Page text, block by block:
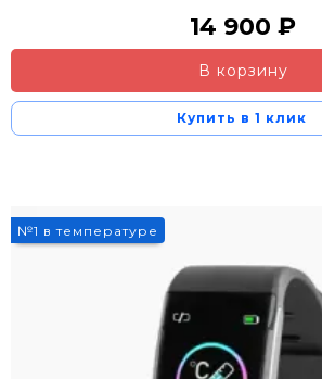
14 900 ₽
В корзину
Купить в 1 клик
3%
№1 в температуре